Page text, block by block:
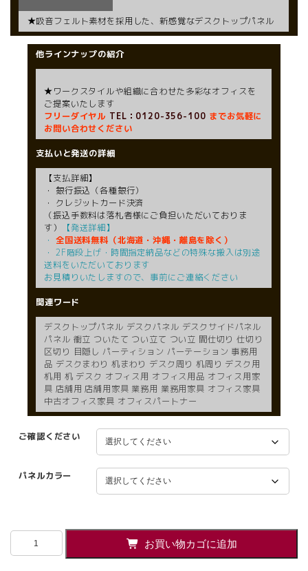
★吸音フェルト素材を採用した、新感覚なデスクトップパネル
他ラインナップの紹介
★ワークスタイルや組織に合わせた多彩なオフィスを
ご提案いたします
フリーダイヤル TEL：0120-356-100 までお気軽に
お問い合わせください
支払いと発送の詳細
【支払詳細】
・ 銀行振込（各種銀行）
・ クレジットカード決済
（振込手数料は落札者様にご負担いただいておりま
す）
【発送詳細】
・ 全国送料無料（北海道・沖縄・離島を除く）
・ 2F階段上げ・時間指定納品などの特殊な搬入は別途
送料をいただいております
お見積りいたしますので、事前にご連絡ください
関連ワード
デスクトップパネル デスクパネル デスクサイドパネル
パネル 衝立 ついたて つい立て つい立 間仕切り 仕切り
区切り 目隠し パーティション パーテーション 事務用
品 デスクまわり 机まわり デスク周り 机周り デスク用
机用 机 デスク オフィス用 オフィス用品 オフィス用家
具 店舗用 店舗用家具 業務用 業務用家具 オフィス家具
中古オフィス家具 オフィスパートナー
ご確認ください
パネルカラー
【法
お買い物カゴに追加